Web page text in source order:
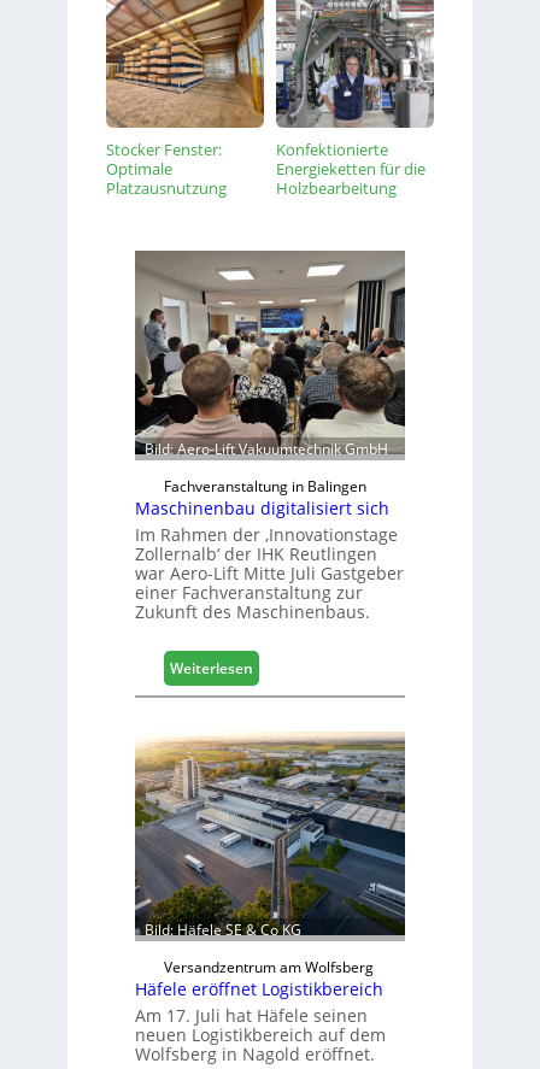
Stocker Fenster:
Optimale
Platzausnutzung
Konfektionierte
Energieketten für die
Holzbearbeitung
Bild: Aero-Lift Vakuumtechnik GmbH
Fachveranstaltung in Balingen
Maschinenbau digitalisiert sich
Im Rahmen der ‚Innovationstage
Zollernalb‘ der IHK Reutlingen
war Aero-Lift Mitte Juli Gastgeber
einer Fachveranstaltung zur
Zukunft des Maschinenbaus.
Weiterlesen:
M
s
c
h
i
n
e
n
b
a
u
d
i
g
i
t
Bild: Häfele SE & Co KG
Versandzentrum am Wolfsberg
Häfele eröffnet Logistikbereich
Am 17. Juli hat Häfele seinen
neuen Logistikbereich auf dem
Wolfsberg in Nagold eröffnet.